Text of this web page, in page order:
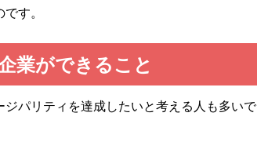
す。
業ができること
パリティを達成したいと考える人も多いで